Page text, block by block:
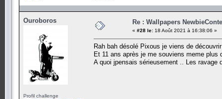
Ouroboros
Profil challenge
Re : Wallpapers
« #28 le: 18 Août 2021 à 16:38:06 »
Rah bah désolé Pixous je viens de
Et 11 ans après je me souviens meme
A quoi jpensais sérieusement .. Les ravage